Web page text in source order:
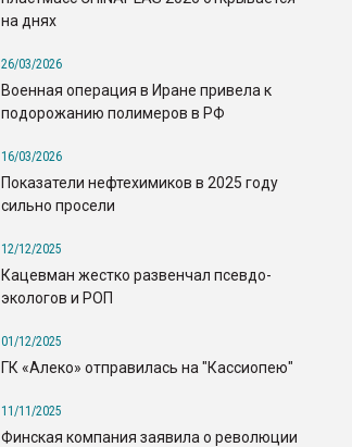
на днях
26/03/2026
Военная операция в Иране привела к
подорожанию полимеров в РФ
16/03/2026
Показатели нефтехимиков в 2025 году
сильно просели
12/12/2025
Кацевман жестко развенчал псевдо-
экологов и РОП
01/12/2025
ГК «Алеко» отправилась на "Кассиопею"
11/11/2025
Финская компания заявила о революции